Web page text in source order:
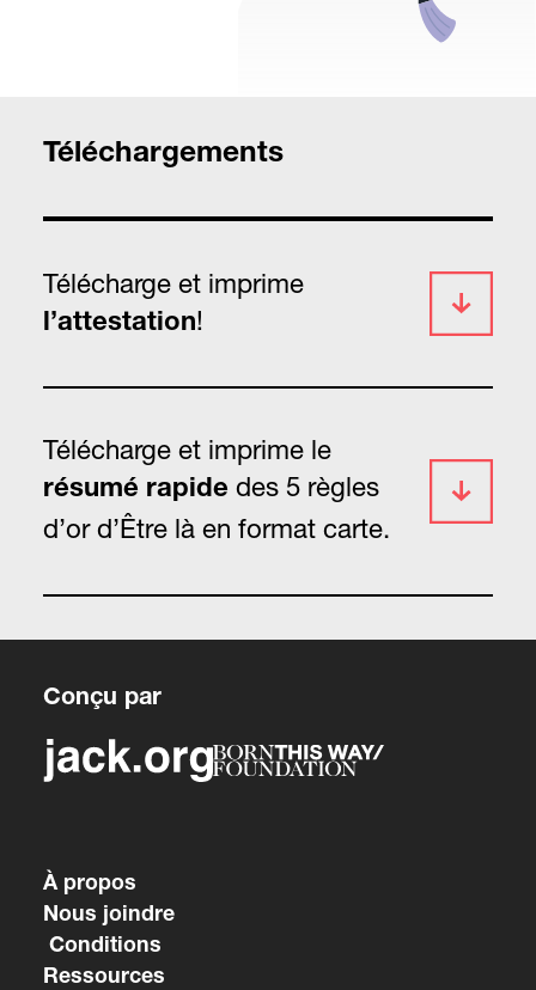
Téléchargements
Télécharge et imprime
l’attestation!
Télécharge et imprime le
résumé rapide des 5 règles
d’or d’Être là en format carte.
Conçu par
À propos
Nous joindre
Conditions
Ressources